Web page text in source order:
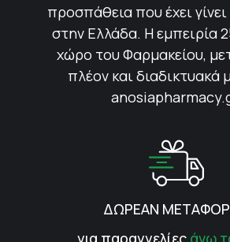
προσπάθεια που έχει
στην Ελλάδα. Η εμπειρία
χώρο του Φαρμακείου,
πλέον και διαδικτυακά
ΔΩΡΕΑΝ
για παραγγελίες άνω